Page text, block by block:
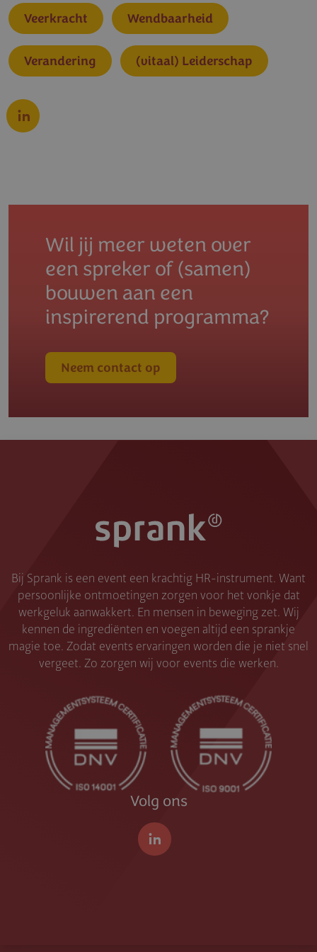
Veerkracht Wendbaarheid
Verandering (vitaal) Leiderschap
Wil jij meer weten over
een spreker of (samen)
bouwen aan een
inspirerend programma?
Neem contact op
Bij Sprank is een event een krachtig HR-instrument. Want
persoonlijke ontmoetingen zorgen voor het vonkje dat
werkgeluk aanwakkert. En mensen in beweging zet. Wij
kennen de ingrediënten en voegen altijd een sprankje
magie toe. Zodat events ervaringen worden die je niet snel
vergeet. Zo zorgen wij voor events die werken.
Volg ons